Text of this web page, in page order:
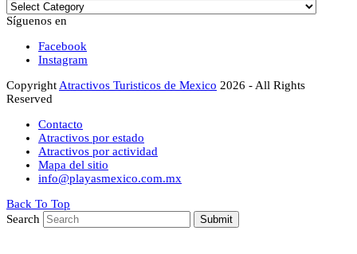
Síguenos en
Facebook
Instagram
CopyrightAtractivos Turisticos de Mexico 2026 - All Rights
Reserved
Contacto
Atractivos por estado
Atractivos por actividad
Mapa del sitio
info@playasmexico.com.mx
Back To Top
Search
Submit